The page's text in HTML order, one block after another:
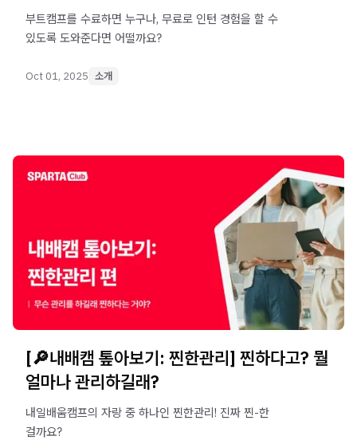
부트캠프를 수료하면 누구나, 무료로 인턴 경험을 할 수
있도록 도와준다면 어떨까요?
Oct 01, 2025 소개
[🔎내배캠 톺아보기: 찐한관리] 찐하다고? 뭘
얼마나 관리하길래?
내일배움캠프의 자랑 중 하나인 찐한관리! 진짜 찐-한
걸까요?